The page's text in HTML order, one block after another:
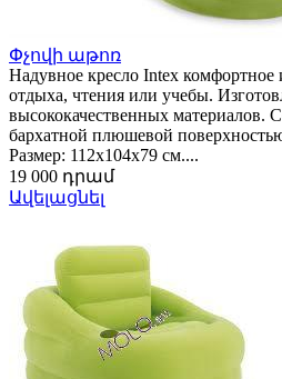
Փչովի աթոռ
Надувное кресло Intex комфортное
отдыха, чтения или учебы.
высококачественных материалов.
бархатной плюшевой
Размер: 112x104x79 см....
19 000 դրամ
Ավելացնել